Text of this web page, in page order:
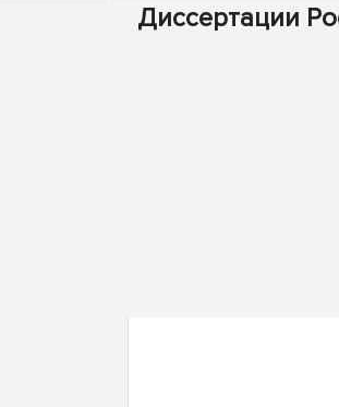
Диссертации